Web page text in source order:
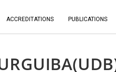
ACCREDITATIONS PUBLICATIONS